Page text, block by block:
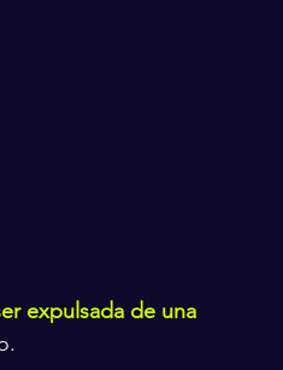
expulsada de una